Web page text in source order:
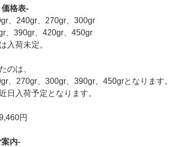
格表-
、240gr、270gr、300gr
、390gr、420gr、450gr
入荷未定。
のは、
、270gr、300gr、390gr、450grとなります。
日入荷予定となります。
円
内-